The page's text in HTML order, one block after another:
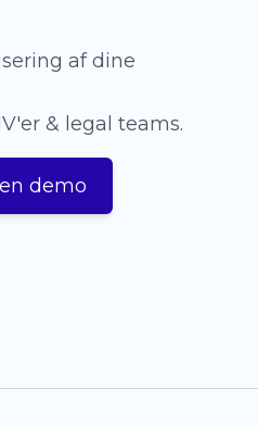
af dine
& legal teams.
demo